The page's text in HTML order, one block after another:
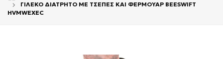
ΓΙΛΕΚΟ ΔΙΑΤΡΗΤΟ ΜΕ ΤΣΕΠΕΣ ΚΑΙ ΦΕΡΜΟΥΑΡ BEESWIFT
HVMWEXEC